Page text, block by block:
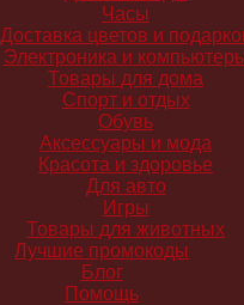
Часы
Доставка цветов и
Электроника и
Товары для дома
Спорт и отдых
Обувь
Аксессуары и мода
Красота и здоровье
Для авто
Игры
Товары для животных
Лучшие промокоды
Блог
Помощь